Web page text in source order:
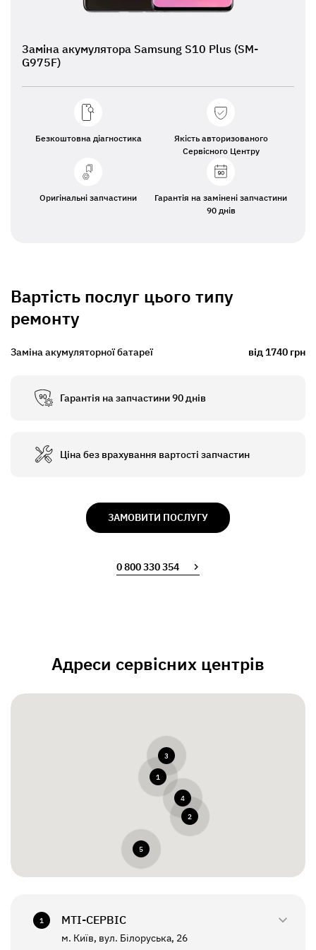
Заміна акумулятора Samsung S10 Plus (SM-
G975F)
Безкоштовна діагностика
Якість авторизованого
Сервісного Центру
Оригінальні запчастини
Гарантія на замінені запчастини
90 днів
Вартість послуг цього типу
ремонту
Заміна акумуляторної батареї від 1740 грн
Гарантія на запчастини 90 днів
Ціна без врахування вартості запчастин
ЗАМОВИТИ ПОСЛУГУ
0 800 330 354
Адреси сервісних центрів
1
2
3
4
5
1 МТI-СЕРВІС
м. Київ, вул. Білоруська, 26